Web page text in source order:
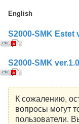
English
S2000-SMK Estet
S2000-SMK
К сожалению,
вопросы могут
пользователи.